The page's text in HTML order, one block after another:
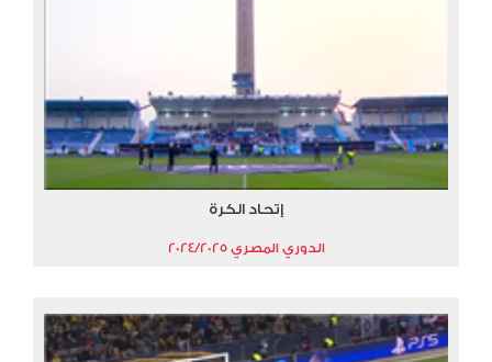
إتحاد الكرة
الدوري المصري 2024/2025